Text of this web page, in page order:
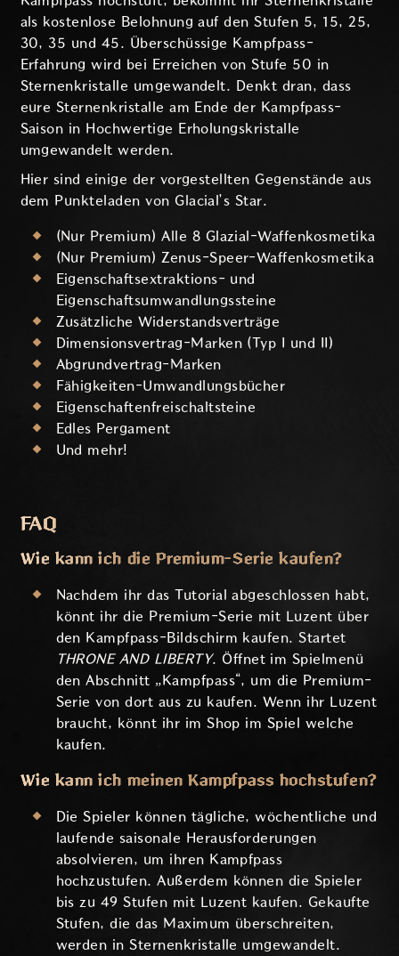
als kostenlose Belohnung auf den Stufen 5, 15, 25,
30, 35 und 45. Überschüssige Kampfpass-
Erfahrung wird bei Erreichen von Stufe 50 in
Sternenkristalle umgewandelt. Denkt dran, dass
eure Sternenkristalle am Ende der Kampfpass-
Saison in Hochwertige Erholungskristalle
umgewandelt werden.
Hier sind einige der vorgestellten Gegenstände aus
dem Punkteladen von Glacial’s Star.
(Nur Premium) Alle 8 Glazial-Waffenkosmetika
(Nur Premium) Zenus-Speer-Waffenkosmetika
Eigenschaftsextraktions- und
Eigenschaftsumwandlungssteine
Zusätzliche Widerstandsverträge
Dimensionsvertrag-Marken (Typ I und II)
Abgrundvertrag-Marken
Fähigkeiten-Umwandlungsbücher
Eigenschaftenfreischaltsteine
Edles Pergament
Und mehr!
FAQ
Wie kann ich die Premium-Serie kaufen?
Nachdem ihr das Tutorial abgeschlossen habt,
könnt ihr die Premium-Serie mit Luzent über
den Kampfpass-Bildschirm kaufen. Startet
THRONE AND LIBERTY. Öffnet im Spielmenü
den Abschnitt „Kampfpass“, um die Premium-
Serie von dort aus zu kaufen. Wenn ihr Luzent
braucht, könnt ihr im Shop im Spiel welche
kaufen.
Wie kann ich meinen Kampfpass hochstufen?
Die Spieler können tägliche, wöchentliche und
laufende saisonale Herausforderungen
absolvieren, um ihren Kampfpass
hochzustufen. Außerdem können die Spieler
bis zu 49 Stufen mit Luzent kaufen. Gekaufte
Stufen, die das Maximum überschreiten,
werden in Sternenkristalle umgewandelt.